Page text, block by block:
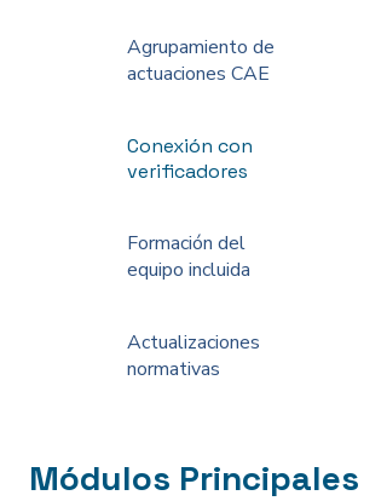
Agrupamiento de
actuaciones CAE
Conexión con
verificadores
Formación del
equipo incluida
Actualizaciones
normativas
Módulos Principales